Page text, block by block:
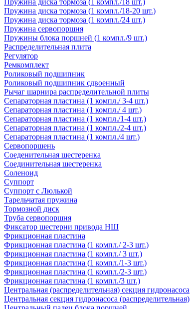
Пружина диска тормоза (1 компл./18 шт.)
Пружина диска тормоза (1 компл./18-20 шт.)
Пружина диска тормоза (1 компл./24 шт.)
Пружина сервопоршня
Пружины блока поршней (1 компл./9 шт.)
Распределительная плита
Регулятор
Ремкомплект
Роликовый подшипник
Роликовый подшипник сдвоенный
Рычаг шарнира распределительной плиты
Сепараторная пластина (1 компл./ 3-4 шт.)
Сепараторная пластина (1 компл./ 4 шт.)
Сепараторная пластина (1 компл./1-4 шт.)
Сепараторная пластина (1 компл./2-4 шт.)
Сепараторная пластина (1 компл./4 шт.)
Сервопоршень
Соеденительная шестеренка
Соединительная шестеренка
Соленоид
Суппорт
Суппорт с Люлькой
Тарельчатая пружина
Тормозной диск
Труба сервопоршня
Фиксатор шестерни привода НШ
Фрикционная пластина
Фрикционная пластина (1 компл./ 2-3 шт.)
Фрикционная пластина (1 компл./ 3 шт.)
Фрикционная пластина (1 компл./1-3 шт.)
Фрикционная пластина (1 компл./2-3 шт.)
Фрикционная пластина (1 компл./3 шт.)
Центральная (распределительная) секция гидронасоса
Центральная секция гидронасоса (распределительная)